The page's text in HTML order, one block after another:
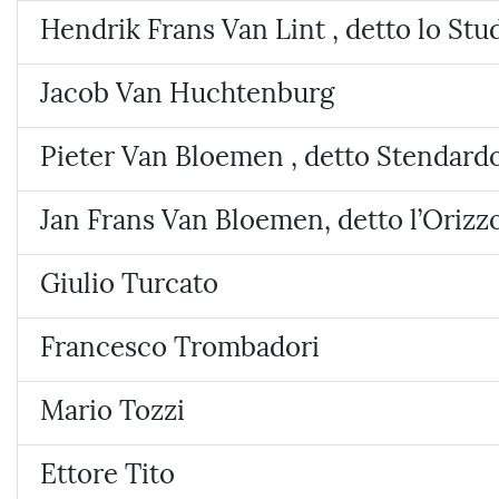
Hendrik Frans Van Lint , detto lo
Jacob Van Huchtenburg
Pieter Van Bloemen , detto
Jan Frans Van Bloemen, detto
Giulio Turcato
Francesco Trombadori
Mario Tozzi
Ettore Tito